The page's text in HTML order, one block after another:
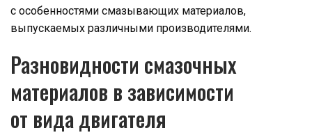
с особенностями смазывающих материалов,
выпускаемых различными производителями.
Разновидности смазочных
материалов в зависимости
от вида двигателя